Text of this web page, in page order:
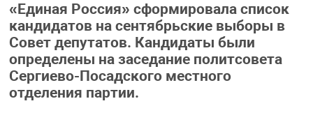
«Единая Россия» сформировала список
кандидатов на сентябрьские выборы в
Совет депутатов. Кандидаты были
определены на заседание политсовета
Сергиево-Посадского местного
отделения партии.